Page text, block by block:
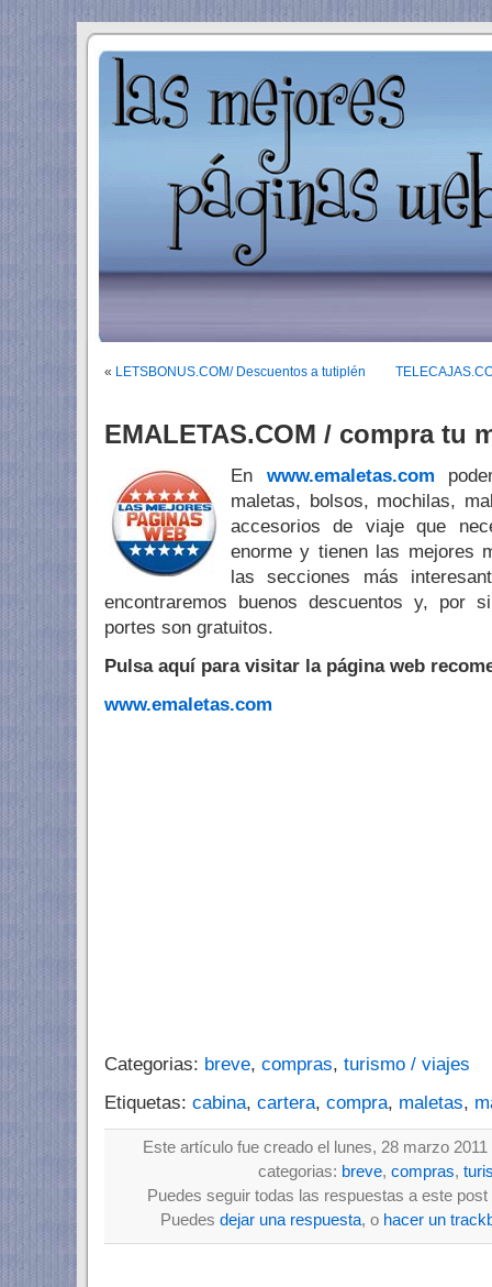
« LETSBONUS.COM/ Descuentos a tutiplén
EMALETAS.COM / compra tu
En www.emaletas.com
maletas, bolsos, mochilas,
accesorios de viaje que
enorme y tienen las mejores
las secciones más
encontraremos buenos descuentos y, por
portes son gratuitos.
Pulsa aquí para visitar la página web
www.emaletas.com
Categorias: breve, compras, turismo / viajes
Etiquetas: cabina, cartera, compra, maletas,
Este artículo fue creado el lunes, 28 marzo
categorias: breve, compras,
Puedes seguir todas las respuestas a este
Puedes dejar una respuesta, o hacer un